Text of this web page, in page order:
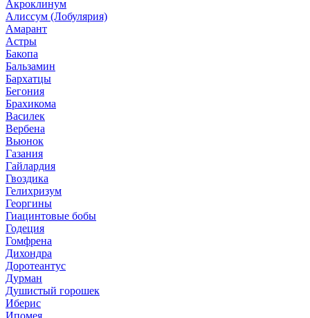
Акроклинум
Алиссум (Лобулярия)
Амарант
Астры
Бакопа
Бальзамин
Бархатцы
Бегония
Брахикома
Василек
Вербена
Вьюнок
Газания
Гайлардия
Гвоздика
Гелихризум
Георгины
Гиацинтовые бобы
Годеция
Гомфрена
Дихондра
Доротеантус
Дурман
Душистый горошек
Иберис
Ипомея